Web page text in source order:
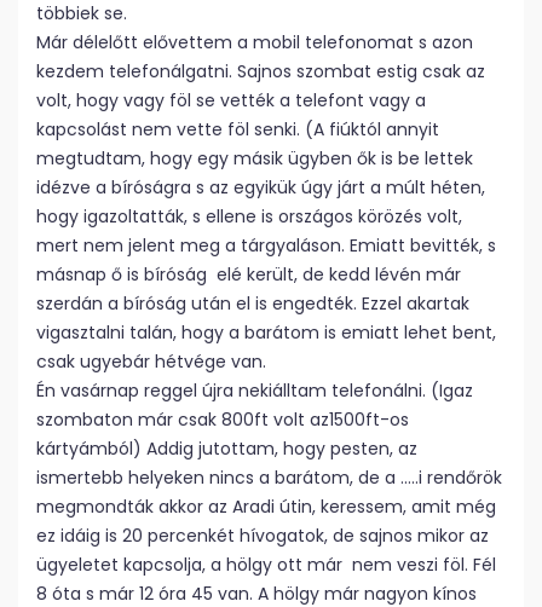
többiek se.
Már délelőtt elővettem a mobil telefonomat s azon
kezdem telefonálgatni. Sajnos szombat estig csak az
volt, hogy vagy föl se vették a telefont vagy a
kapcsolást nem vette föl senki. (A fiúktól annyit
megtudtam, hogy egy másik ügyben ők is be lettek
idézve a bíróságra s az egyikük úgy járt a múlt héten,
hogy igazoltatták, s ellene is országos körözés volt,
mert nem jelent meg a tárgyaláson. Emiatt bevitték, s
másnap ő is bíróság elé került, de kedd lévén már
szerdán a bíróság után el is engedték. Ezzel akartak
vigasztalni talán, hogy a barátom is emiatt lehet bent,
csak ugyebár hétvége van.
Én vasárnap reggel újra nekiálltam telefonálni. (Igaz
szombaton már csak 800ft volt az1500ft-os
kártyámból) Addig jutottam, hogy pesten, az
ismertebb helyeken nincs a barátom, de a …..i rendőrök
megmondták akkor az Aradi útin, keressem, amit még
ez idáig is 20 percenkét hívogatok, de sajnos mikor az
ügyeletet kapcsolja, a hölgy ott már nem veszi föl. Fél
8 óta s már 12 óra 45 van. A hölgy már nagyon kínos